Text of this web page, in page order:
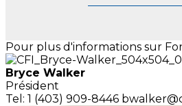
Pour plus d'informations sur
Bryce Walker
Président
Tel: 1 (403) 909-8446